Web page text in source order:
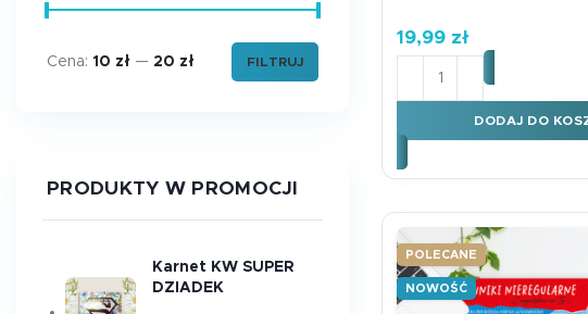
Cena min.
Cena maks. FILTRUJ
Cena: 10 zł — 20 zł
PRODUKTY W PROMOCJI
Karnet KW SUPER
DZIADEK
19,99 zł
ilość Podkład multi B3
DODAJ DO
POLECANE
NOWOŚĆ